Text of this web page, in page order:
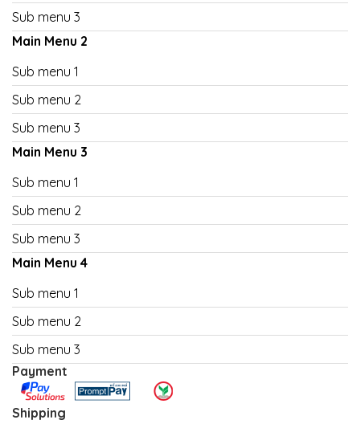
Sub menu 3
Main Menu 2
Sub menu 1
Sub menu 2
Sub menu 3
Main Menu 3
Sub menu 1
Sub menu 2
Sub menu 3
Main Menu 4
Sub menu 1
Sub menu 2
Sub menu 3
Payment
Shipping